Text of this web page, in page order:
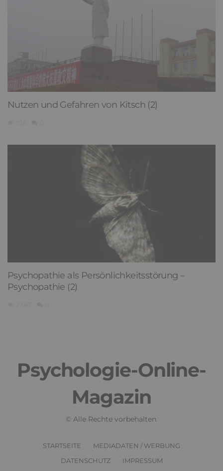
Nutzen und Gefahren von Kitsch (2)
Psychopathie als Persönlichkeitsstörung –
Psychopathie (2)
Psychologie-Online-
Magazin
© Alle Rechte vorbehalten.
STARTSEITE
MEDIADATEN / WERBUNG
DATENSCHUTZ
IMPRESSUM